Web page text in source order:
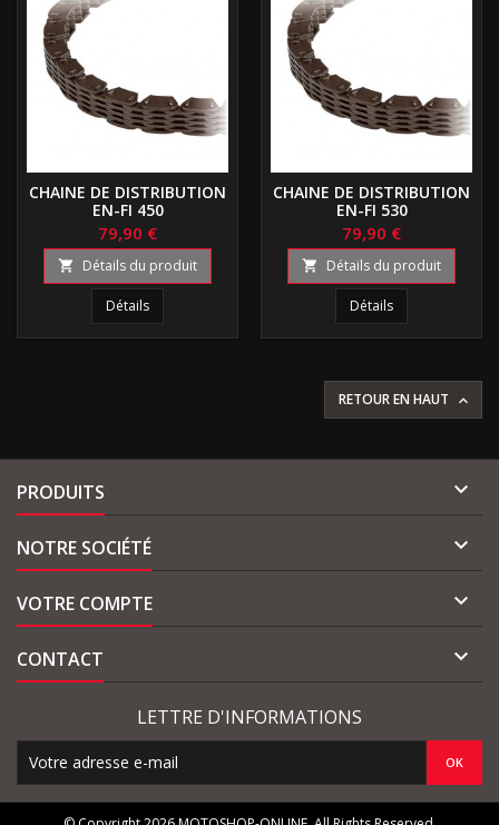
CHAINE DE DISTRIBUTION
EN-FI 450
79,90 €
 Détails du produit
Détails
CHAINE DE DISTRIBUTION
EN-FI 530
79,90 €
 Détails du produit
Détails
RETOUR EN HAUT 
PRODUITS 
NOTRE SOCIÉTÉ 
VOTRE COMPTE 
CONTACT 
LETTRE D'INFORMATIONS